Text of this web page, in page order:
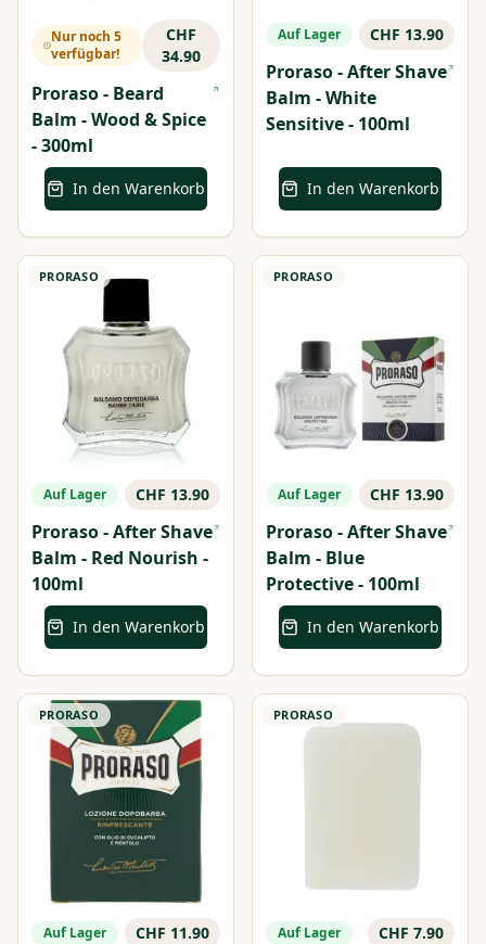
Nur noch 5
verfügbar!
CHF
34.90
Proraso - Beard
Balm - Wood & Spice
- 300ml
In den Warenkorb
Auf Lager CHF 13.90
Proraso - After Shave
Balm - White
Sensitive - 100ml
In den Warenkorb
PRORASO
Auf Lager CHF 13.90
Proraso - After Shave
Balm - Red Nourish -
100ml
In den Warenkorb
PRORASO
Auf Lager CHF 13.90
Proraso - After Shave
Balm - Blue
Protective - 100ml
In den Warenkorb
PRORASO
Auf Lager CHF 11.90
PRORASO
Auf Lager CHF 7.90